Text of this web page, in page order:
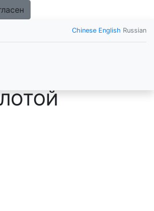
Chinese English Russian